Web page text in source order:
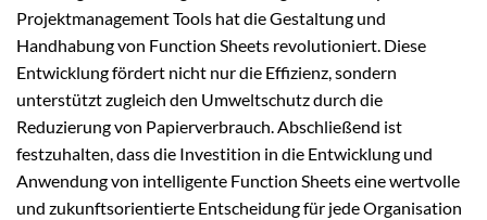
Projektmanagement Tools hat die Gestaltung und
Handhabung von Function Sheets revolutioniert. Diese
Entwicklung fördert nicht nur die Effizienz, sondern
unterstützt zugleich den Umweltschutz durch die
Reduzierung von Papierverbrauch. Abschließend ist
festzuhalten, dass die Investition in die Entwicklung und
Anwendung von intelligente Function Sheets eine wertvolle
und zukunftsorientierte Entscheidung für jede Organisation